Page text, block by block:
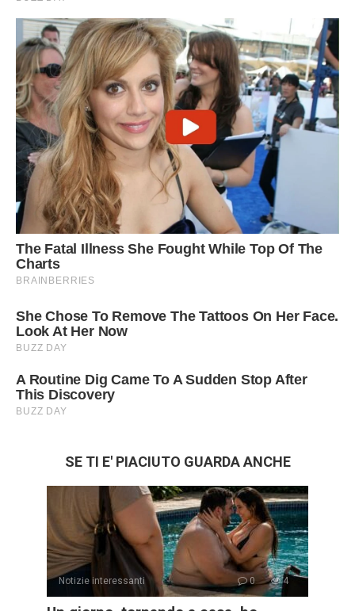
SE TI E' PIACIUTO GUARDA ANCHE
Notizie interessanti 0 4